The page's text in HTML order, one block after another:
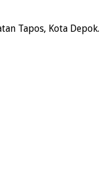
Tapos, Kota Depok.